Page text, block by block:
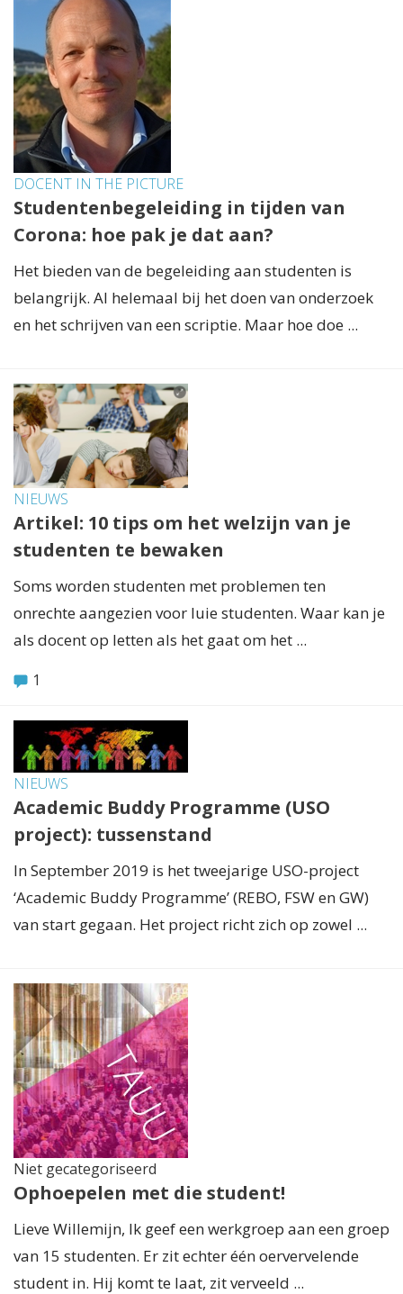
DOCENT IN THE PICTURE
Studentenbegeleiding in tijden van
Corona: hoe pak je dat aan?
Het bieden van de begeleiding aan studenten is
belangrijk. Al helemaal bij het doen van onderzoek
en het schrijven van een scriptie. Maar hoe doe ...
NIEUWS
Artikel: 10 tips om het welzijn van je
studenten te bewaken
Soms worden studenten met problemen ten
onrechte aangezien voor luie studenten. Waar kan je
als docent op letten als het gaat om het ...
1
NIEUWS
Academic Buddy Programme (USO
project): tussenstand
In September 2019 is het tweejarige USO-project
‘Academic Buddy Programme’ (REBO, FSW en GW)
van start gegaan. Het project richt zich op zowel ...
Niet gecategoriseerd
Ophoepelen met die student!
Lieve Willemijn, Ik geef een werkgroep aan een groep
van 15 studenten. Er zit echter één oervervelende
student in. Hij komt te laat, zit verveeld ...